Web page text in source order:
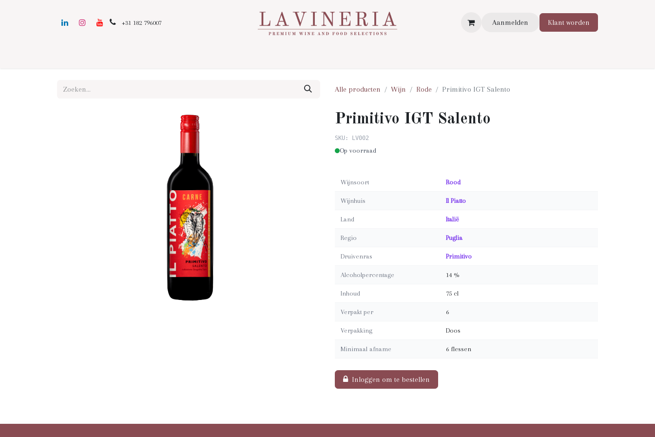
+31 182 796007 Aanmelden Klant worden
Alle producten Wijn Rode Primitivo IGT Salento
Primitivo IGT Salento
SKU: LV002
Op voorraad
Wijnsoort Rood
Wijnhuis Il Piatto
Land Italië
Regio Puglia
Druivenras Primitivo
Alcoholpercentage 14 %
Inhoud 75 cl
Verpakt per 6
Verpakking Doos
Minimaal afname 6 flessen
Inloggen om te bestellen